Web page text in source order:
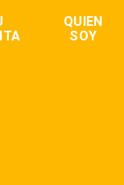
QUIEN
SOY